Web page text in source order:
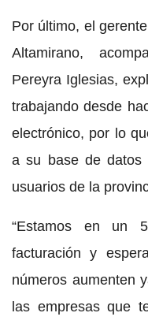
Por último, el
Altamirano,
Pereyra Iglesias,
trabajando desde
electrónico, por lo
a su base de datos
usuarios de la
“Estamos en un
facturación y
números aumenten
las empresas que